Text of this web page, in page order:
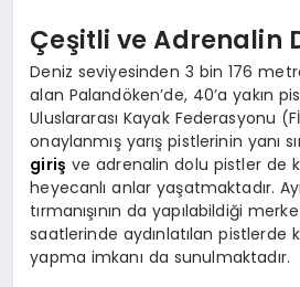
Çeşitli ve Adrenalin
Deniz seviyesinden 3 bin 176
alan Palandöken’de, 40’a yakın
Uluslararası Kayak Federasyonu
onaylanmış yarış pistlerinin yanı
giriş ve adrenalin dolu pistler de
heyecanlı anlar yaşatmaktadır.
tırmanışının da yapılabildiği
saatlerinde aydınlatılan pistlerde
yapma imkanı da sunulmaktadır.